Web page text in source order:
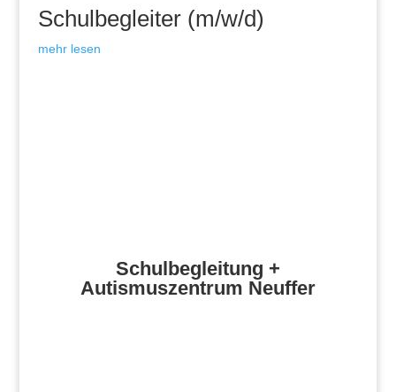
Schulbegleiter (m/w/d)
mehr lesen
Schulbegleitung +
Autismuszentrum Neuffer